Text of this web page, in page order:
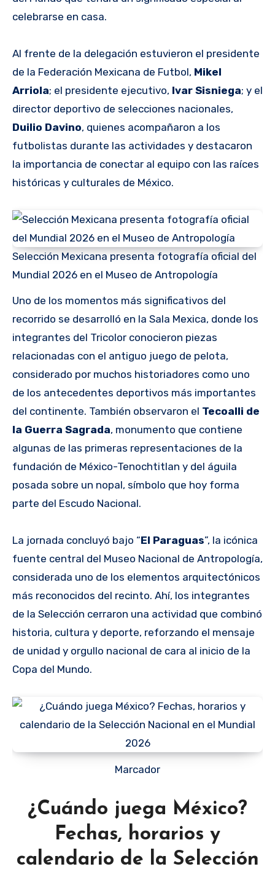
celebrarse en casa.
Al frente de la delegación estuvieron el presidente
de la Federación Mexicana de Futbol, Mikel
Arriola; el presidente ejecutivo, Ivar Sisniega; y el
director deportivo de selecciones nacionales,
Duilio Davino, quienes acompañaron a los
futbolistas durante las actividades y destacaron
la importancia de conectar al equipo con las raíces
históricas y culturales de México.
Selección Mexicana presenta fotografía oficial del
Mundial 2026 en el Museo de Antropología
Uno de los momentos más significativos del
recorrido se desarrolló en la Sala Mexica, donde los
integrantes del Tricolor conocieron piezas
relacionadas con el antiguo juego de pelota,
considerado por muchos historiadores como uno
de los antecedentes deportivos más importantes
del continente. También observaron el Tecoalli de
la Guerra Sagrada, monumento que contiene
algunas de las primeras representaciones de la
fundación de México-Tenochtitlan y del águila
posada sobre un nopal, símbolo que hoy forma
parte del Escudo Nacional.
La jornada concluyó bajo “El Paraguas”, la icónica
fuente central del Museo Nacional de Antropología,
considerada uno de los elementos arquitectónicos
más reconocidos del recinto. Ahí, los integrantes
de la Selección cerraron una actividad que combinó
historia, cultura y deporte, reforzando el mensaje
de unidad y orgullo nacional de cara al inicio de la
Copa del Mundo.
Marcador
¿Cuándo juega México?
Fechas, horarios y
calendario de la Selección